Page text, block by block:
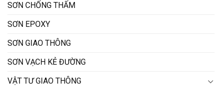
SƠN CHỐNG THẤM
SƠN EPOXY
SƠN GIAO THÔNG
SƠN VẠCH KẺ ĐƯỜNG
VẬT TƯ GIAO THÔNG